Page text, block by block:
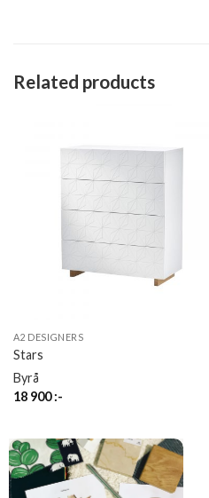
Related products
A2 DESIGNERS
Stars
Byrå
18 900:-